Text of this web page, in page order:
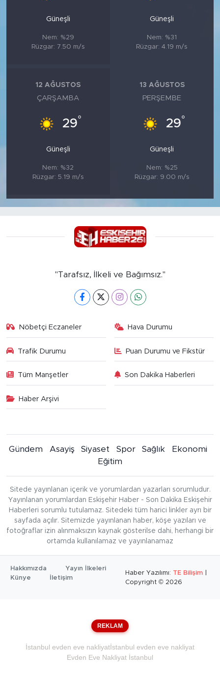
Güneşli
Nem: %29
Rüzgar: 7.50 m/s
Güneşli
Nem: %31
Rüzgar: 4.19 m/s
12 AĞUSTOS
ÇARŞAMBA
29°
Güneşli
Nem: %32
Rüzgar: 5.19 m/s
13 AĞUSTOS
PERŞEMBE
29°
Güneşli
Nem: %25
Rüzgar: 9.00 m/s
"Tarafsız, İlkeli ve Bağımsız."
Nöbetçi Eczaneler Hava Durumu
Trafik Durumu Puan Durumu ve Fikstür
Tüm Manşetler Son Dakika Haberleri
Haber Arşivi
Gündem Asayiş Siyaset Spor Sağlık
Ekonomi
Eğitim
Sitede yayınlanan içerik ve yorumlardan yazarları sorumludur.
Yayınlanan yorumlardan Eskişehir Haber - Son Dakika Eskişehir
Haberleri sorumlu tutulamaz. Sitedeki tüm harici linkler ayrı bir
sayfada açılır. Sitemizde yayınlanan haber, köşe yazıları ve
fotoğraflar izin alınmaksızın kaynak gösterilse dahi, herhangi bir
ortamda kullanılamaz ve yayınlanamaz
Hakkımızda
Yayın İlkeleri
Künye
İletişim
Haber Yazılımı: TE Bilişim
Copyright © 2026
REKLAM
İstanbul evden eve nakliyatİstanbul evden eve nakliyat
Evden Eve Nakliyat İstanbul